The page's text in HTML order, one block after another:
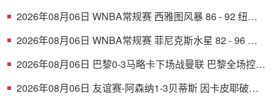
2026年08月06日 WNBA常规赛 西雅图风暴 86 - 92 纽约
2026年08月06日 WNBA常规赛 菲尼克斯水星 82 - 96 亚
2026年08月06日 巴黎0-3马略卡下场战曼联 巴黎全场控球
2026年08月06日 友谊赛-阿森纳1-3贝蒂斯 因卡皮耶破门